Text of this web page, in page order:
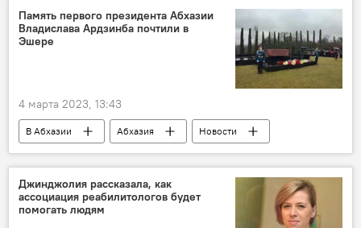
Память первого президента Абхазии
Владислава Ардзинба почтили в
Эшере
4 марта 2023, 13:43
В Абхазии Абхазия Новости
Джинджолия рассказала, как
ассоциация реабилитологов будет
помогать людям